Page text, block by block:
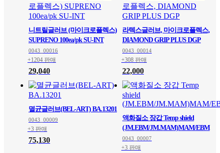
니트릴글러브 (마이크로플렉스)
SUPRENO 100ea/pk SU-INT
0043_00016
+1204 판매
29,040
라텍스글러브, 마이크로플렉스,
DIAMOND GRIP PLUS DGP
0043_00014
+308 판매
22,000
멸균글러브(BEL-ART) BA.13201
0043_00009
+3 판매
75,130
액화질소 장갑 Temp shield
(JM.EBM/JM.MAM)MAM/EBM
0043_00007
+3 판매